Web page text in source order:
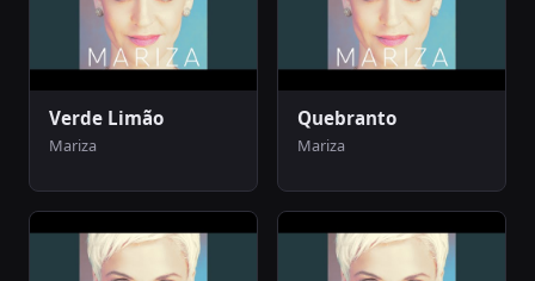
Verde Limão
Mariza
Quebranto
Mariza